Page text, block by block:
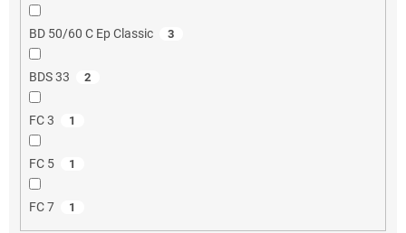
BD 50/60 C Ep Classic 3
BDS 33 2
FC 3 1
FC 5 1
FC 7 1